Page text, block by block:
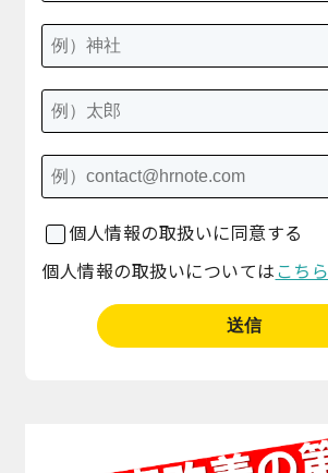
個人情報の取扱いに同意する
個人情報の取扱いについては こちら